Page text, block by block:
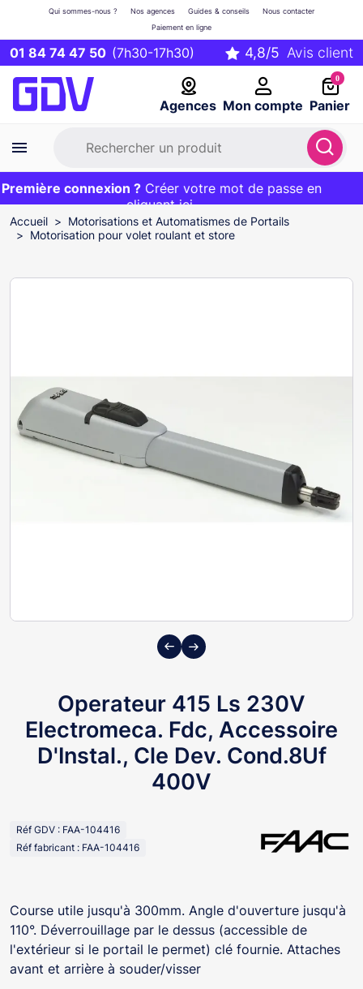
01 84 74 47 50 (7h30-17h30)
Agences Mon compte
Qui sommes-nous ? Nos agences Guides & conseils
Nous contacter
Paiement en ligne
0
Panier
Première commande ?20€ OFFERT sur votre panier
et livraison 24/48h gratuite avec le codeBIENVENUE
connexion ? Créer votre mot de passe en
cliquant ici
EXCLU WEB :
Accueil
Motorisations et Automatismes de Portails
Motorisation pour volet roulant et store
Previous
Next
Operateur 415 Ls 230V
Electromeca. Fdc, Accessoire
D'Instal., Cle Dev. Cond.8Uf
400V
Réf GDV : FAA-104416
Réf fabricant : FAA-104416
Course utile jusqu'à 300mm. Angle d'ouverture jusqu'à
110°. Déverrouillage par le dessus (accessible de
l'extérieur si le portail le permet) clé fournie. Attaches
avant et arrière à souder/visser